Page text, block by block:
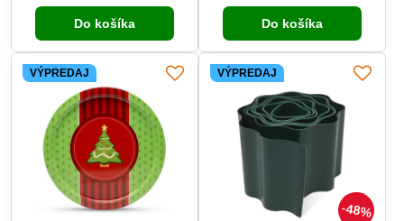
Do košíka Do košíka
VÝPREDAJ
48%
VÝPREDAJ